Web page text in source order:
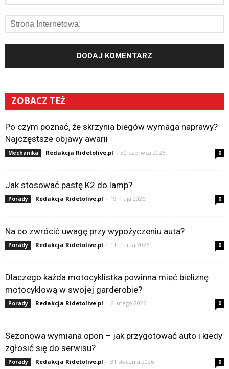
ZOBACZ TEŻ
Po czym poznać, że skrzynia biegów wymaga naprawy?
Najczęstsze objawy awarii
Mechanika Redakcja Ridetolive.pl - 30 czerwca 2026 0
Jak stosować pastę K2 do lamp?
Porady Redakcja Ridetolive.pl - 19 maja 2026 0
Na co zwrócić uwagę przy wypożyczeniu auta?
Porady Redakcja Ridetolive.pl - 11 marca 2026 0
Dlaczego każda motocyklistka powinna mieć bieliznę
motocyklową w swojej garderobie?
Porady Redakcja Ridetolive.pl - 6 lutego 2026 0
Sezonowa wymiana opon – jak przygotować auto i kiedy
zgłosić się do serwisu?
Porady Redakcja Ridetolive.pl - 31 stycznia 2026 0